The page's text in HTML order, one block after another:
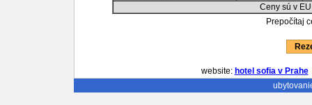
Ceny sú v
Prepočítaj
website: hotel sofia v Prahe